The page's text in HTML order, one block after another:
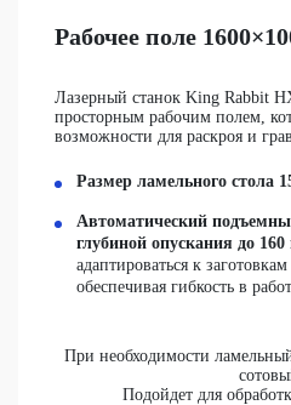
Рабочее поле
Лазерный станок King Rabbit
просторным рабочим полем,
возможности для раскроя и
Размер ламельного стола
Автоматический
глубиной опускания до
адаптироваться к
обеспечивая гибкость в
При необходимости
Подойдет для